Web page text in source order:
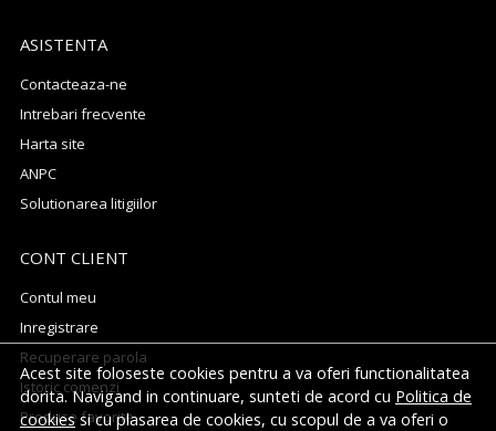
Acest site foloseste cookies pentru a va oferi functionalitatea
dorita. Navigand in continuare, sunteti de acord cu Politica de
cookiessi cu plasarea de cookies, cu scopul de a va oferi o
ASISTENTA
Contacteaza-ne
Intrebari frecvente
Harta site
ANPC
Solutionarea litigiilor
CONT CLIENT
Contul meu
Inregistrare
Recuperare parola
Istoric comenzi
Produse favorite